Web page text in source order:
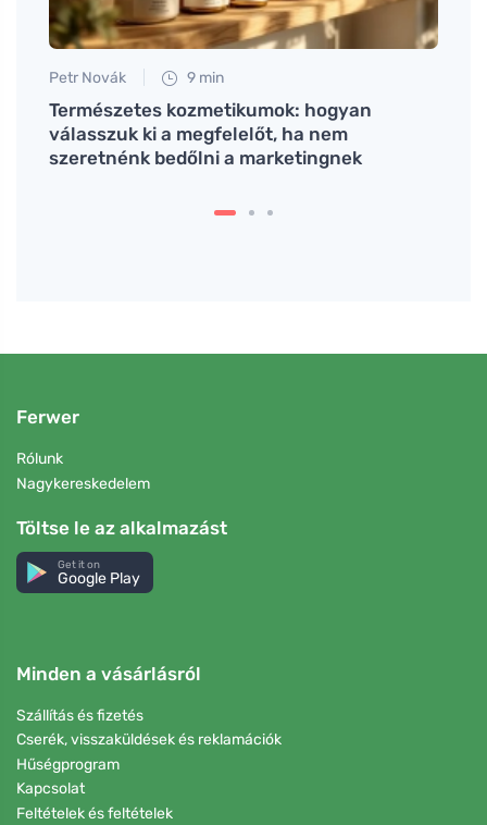
Petr Novák 9 min
Természetes kozmetikumok: hogyan
válasszuk ki a megfelelőt, ha nem
szeretnénk bedőlni a marketingnek
Ferwer
Rólunk
Nagykereskedelem
Töltse le az alkalmazást
Get it on
Google Play
Minden a vásárlásról
Szállítás és fizetés
Cserék, visszaküldések és reklamációk
Hűségprogram
Kapcsolat
Feltételek és feltételek